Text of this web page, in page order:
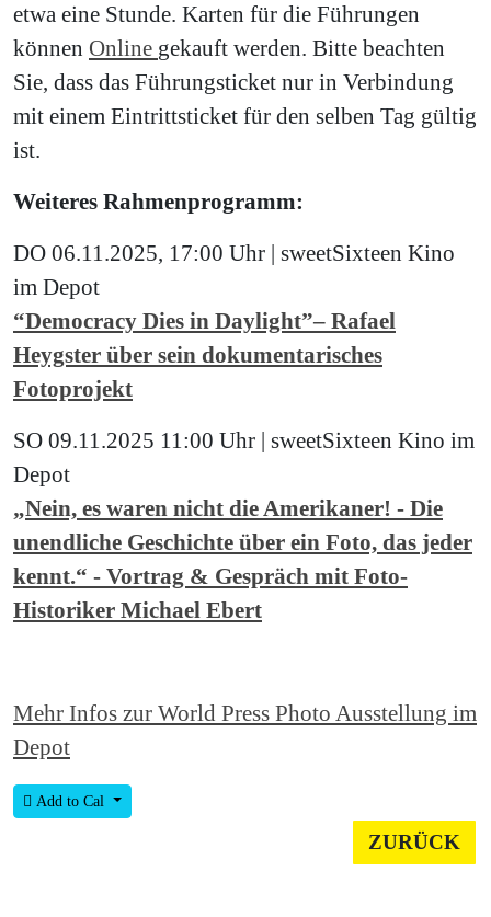
etwa eine Stunde. Karten für die Führungen
können Online gekauft werden. Bitte beachten
Sie, dass das Führungsticket nur in Verbindung
mit einem Eintrittsticket für den selben Tag gültig
ist.
Weiteres Rahmenprogramm:
DO 06.11.2025, 17:00 Uhr | sweetSixteen Kino
im Depot
“Democracy Dies in Daylight”– Rafael
Heygster über sein dokumentarisches
Fotoprojekt
SO 09.11.2025 11:00 Uhr | sweetSixteen Kino im
Depot
„Nein, es waren nicht die Amerikaner! - Die
unendliche Geschichte über ein Foto, das jeder
kennt.“ - Vortrag & Gespräch mit Foto-
Historiker Michael Ebert
Mehr Infos zur World Press Photo Ausstellung im
Depot
Add to Cal
ZURÜCK